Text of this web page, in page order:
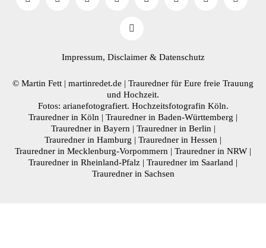
Impressum, Disclaimer & Datenschutz
© Martin Fett | martinredet.de | Trauredner für Eure freie Trauung
und Hochzeit.
Fotos: arianefotografiert. Hochzeitsfotografin Köln.
Trauredner in Köln | Trauredner in Baden-Württemberg |
Trauredner in Bayern | Trauredner in Berlin |
Trauredner in Hamburg | Trauredner in Hessen |
Trauredner in Mecklenburg-Vorpommern | Trauredner in NRW |
Trauredner in Rheinland-Pfalz | Trauredner im Saarland |
Trauredner in Sachsen